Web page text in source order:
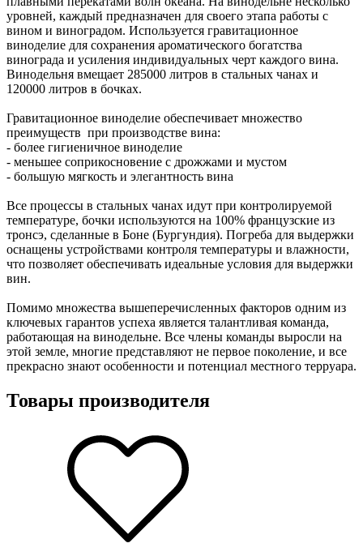
уровней, каждый предназначен для своего этапа работы с
вином и виноградом. Используется гравитационное
виноделие для сохранения ароматического богатства
винограда и усиления индивидуальных черт каждого вина.
Винодельня вмещает 285000 литров в стальных чанах и
120000 литров в бочках.
Гравитационное виноделие обеспечивает множество
преимуществ при производстве вина:
- более гигиеничное виноделие
- меньшее соприкосновение с дрожжами и мустом
- большую мягкость и элегантность вина
Все процессы в стальных чанах идут при контролируемой
температуре, бочки используются на 100% французские из
тронсэ, сделанные в Боне (Бургундия). Погреба для выдержки
оснащены устройствами контроля температуры и влажности,
что позволяет обеспечивать идеальные условия для выдержки
вин.
Помимо множества вышеперечисленных факторов одним из
ключевых гарантов успеха является талантливая команда,
работающая на винодельне. Все члены команды выросли на
этой земле, многие представляют не первое поколение, и все
прекрасно знают особенности и потенциал местного терруара.
Товары производителя